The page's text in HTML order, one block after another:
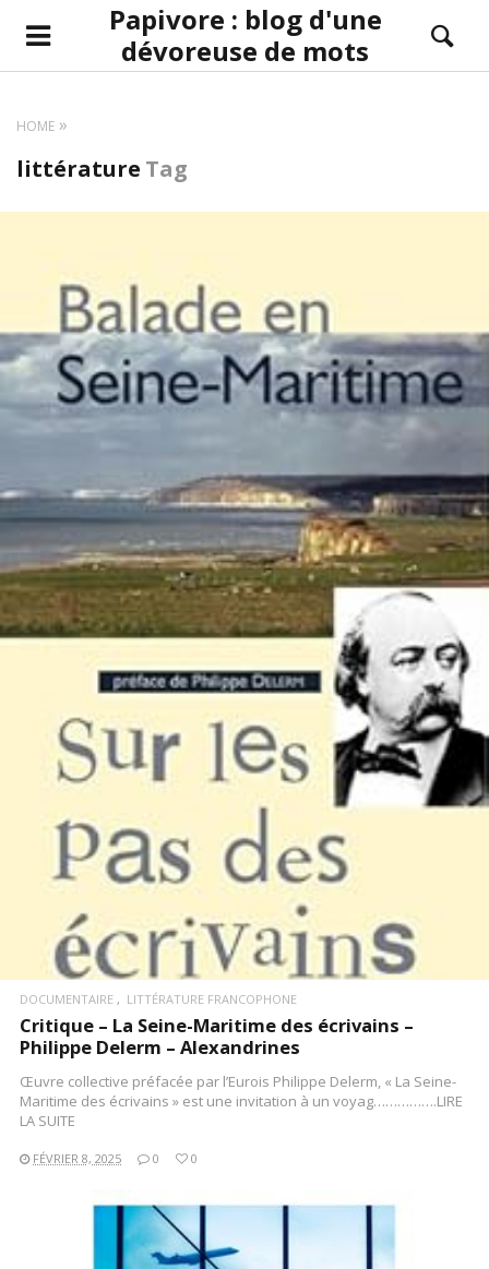
Papivore : blog d'une
dévoreuse de mots
HOME
littérature Tag
LIRE LA SUITE
DOCUMENTAIRE LITTÉRATURE FRANCOPHONE
Critique – La Seine-Maritime des écrivains –
Philippe Delerm – Alexandrines
Œuvre collective préfacée par l’Eurois Philippe Delerm, « La Seine-
Maritime des écrivains » est une invitation à un voyag…………….LIRE
LA SUITE
FÉVRIER 8, 2025 0 0